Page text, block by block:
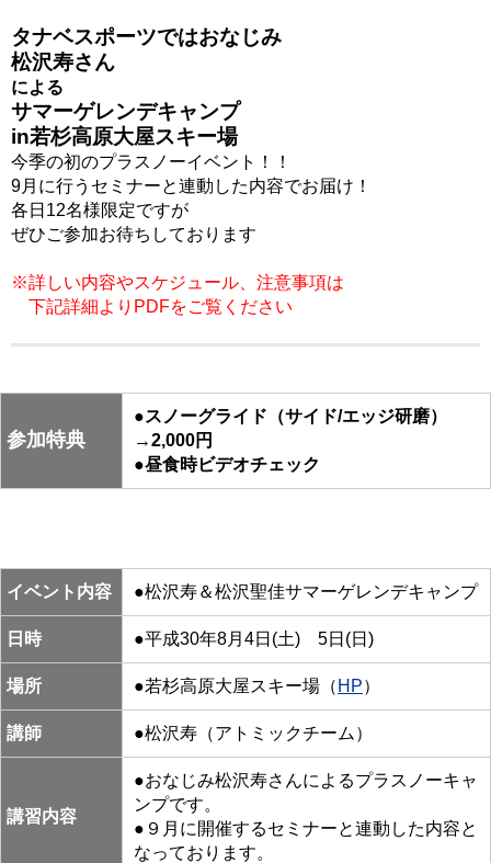
タナベスポーツではおなじみ
松沢寿さん
による
サマーゲレンデキャンプ
in若杉高原大屋スキー場
今季の初のプラスノーイベント！！
9月に行うセミナーと連動した内容でお届け！
各日12名様限定ですが
ぜひご参加お待ちしております
※詳しい内容やスケジュール、注意事項は
下記詳細よりPDFをご覧ください
参加特典
●スノーグライド（サイド/エッジ研磨）
→2,000円
●昼食時ビデオチェック
イベント内容 ●松沢寿＆松沢聖佳サマーゲレンデキャンプ
日時 ●平成30年8月4日(土) 5日(日)
場所 ●若杉高原大屋スキー場（ HP）
講師 ●松沢寿（アトミックチーム）
講習内容
●おなじみ松沢寿さんによるプラスノーキャ
ンプです。
●９月に開催するセミナーと連動した内容と
なっております。